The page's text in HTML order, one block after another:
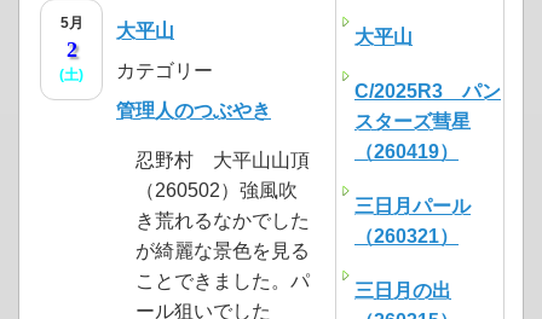
5月
2
(土)
大平山
カテゴリー
管理人のつぶやき
忍野村 大平山山頂
（260502）強風吹
き荒れるなかでした
が綺麗な景色を見る
ことできました。パ
ール狙いでした
大平山
C/2025R3 パン
スターズ彗星
（260419）
三日月パール
（260321）
三日月の出